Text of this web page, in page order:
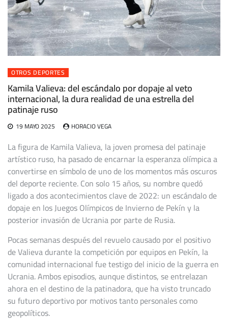
OTROS DEPORTES
Kamila Valieva: del escándalo por dopaje al veto
internacional, la dura realidad de una estrella del
patinaje ruso
19 MAYO 2025 HORACIO VEGA
La figura de Kamila Valieva, la joven promesa del patinaje
artístico ruso, ha pasado de encarnar la esperanza olímpica a
convertirse en símbolo de uno de los momentos más oscuros
del deporte reciente. Con solo 15 años, su nombre quedó
ligado a dos acontecimientos clave de 2022: un escándalo de
dopaje en los Juegos Olímpicos de Invierno de Pekín y la
posterior invasión de Ucrania por parte de Rusia.
Pocas semanas después del revuelo causado por el positivo
de Valieva durante la competición por equipos en Pekín, la
comunidad internacional fue testigo del inicio de la guerra en
Ucrania. Ambos episodios, aunque distintos, se entrelazan
ahora en el destino de la patinadora, que ha visto truncado
su futuro deportivo por motivos tanto personales como
geopolíticos.